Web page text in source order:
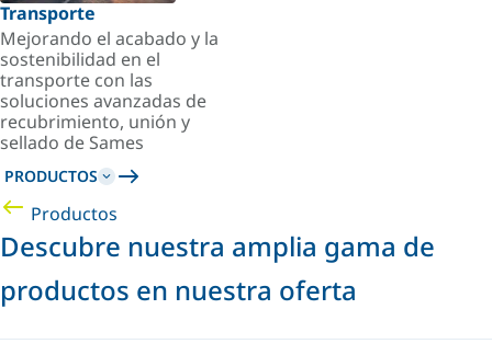
Transporte
Mejorando el acabado y la
sostenibilidad en el
transporte con las
soluciones avanzadas de
recubrimiento, unión y
sellado de Sames
PRODUCTOS
Productos
Descubre nuestra amplia gama de
productos en nuestra oferta